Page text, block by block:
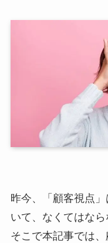
昨今、「顧客視点
いて、なくてはなら
そこで本記事では、